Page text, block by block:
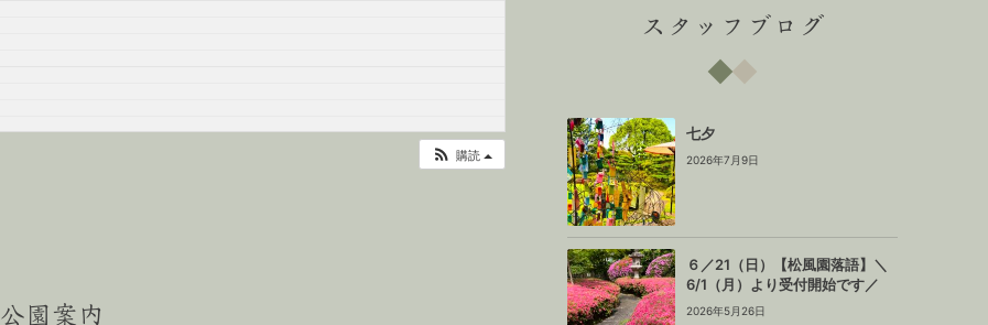
購読
公園案内
スタッフブログ
七夕
2026年7月9日
６／21（日）【松風園落語】＼
6/1（月）より受付開始です／
2026年5月26日